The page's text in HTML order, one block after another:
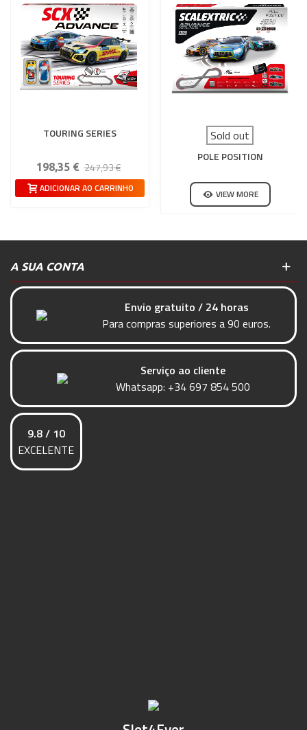
TOURING SERIES
198,35 € 247,93 €
ADICIONAR AO CARRINHO
Sold out
POLE POSITION
VIEW MORE
A SUA CONTA
Envio gratuito / 24 horas
Para compras superiores a 90 euros.
Serviço ao cliente
Whatsapp: +34 697 854 500
9.8 / 10
EXCELENTE